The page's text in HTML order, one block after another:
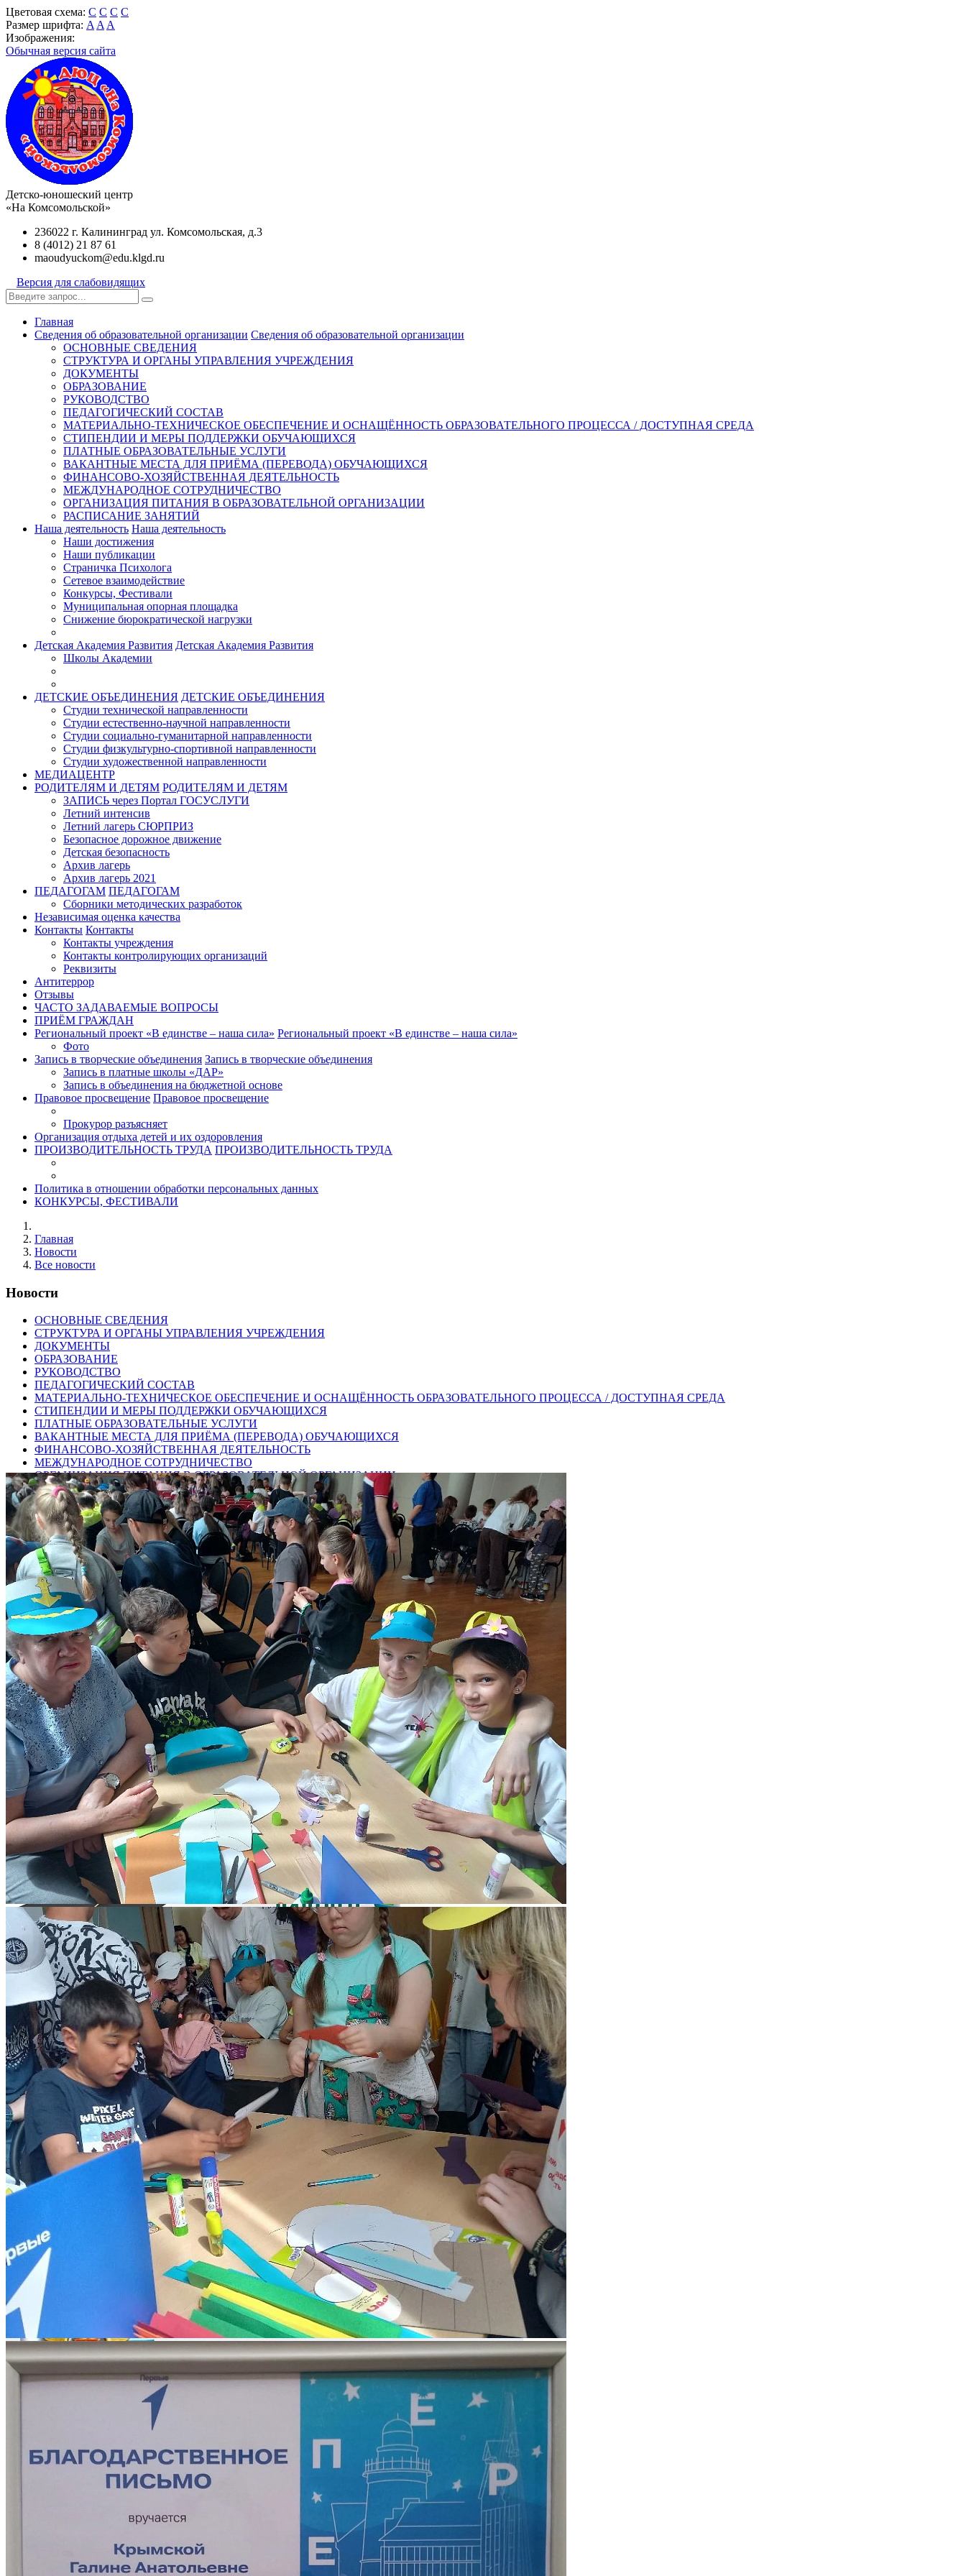
Цветовая схема: C C C C
Размер шрифта: A A A
Изображения:
Обычная версия сайта
Детско-юношеский центр
«На Комсомольской»
236022 г. Калининград ул. Комсомольская, д.3
8 (4012) 21 87 61
maoudyuckom@edu.klgd.ru
Версия для слабовидящих
Главная
Сведения об образовательной организации Сведения об образовательной организации
ОСНОВНЫЕ СВЕДЕНИЯ
СТРУКТУРА И ОРГАНЫ УПРАВЛЕНИЯ УЧРЕЖДЕНИЯ
ДОКУМЕНТЫ
ОБРАЗОВАНИЕ
РУКОВОДСТВО
ПЕДАГОГИЧЕСКИЙ СОСТАВ
МАТЕРИАЛЬНО-ТЕХНИЧЕСКОЕ ОБЕСПЕЧЕНИЕ И ОСНАЩЁННОСТЬ ОБРАЗОВАТЕЛЬНОГО ПРОЦЕССА / ДОСТУПНАЯ СРЕДА
СТИПЕНДИИ И МЕРЫ ПОДДЕРЖКИ ОБУЧАЮЩИХСЯ
ПЛАТНЫЕ ОБРАЗОВАТЕЛЬНЫЕ УСЛУГИ
ВАКАНТНЫЕ МЕСТА ДЛЯ ПРИЁМА (ПЕРЕВОДА) ОБУЧАЮЩИХСЯ
ФИНАНСОВО-ХОЗЯЙСТВЕННАЯ ДЕЯТЕЛЬНОСТЬ
МЕЖДУНАРОДНОЕ СОТРУДНИЧЕСТВО
ОРГАНИЗАЦИЯ ПИТАНИЯ В ОБРАЗОВАТЕЛЬНОЙ ОРГАНИЗАЦИИ
РАСПИСАНИЕ ЗАНЯТИЙ
Наша деятельность Наша деятельность
Наши достижения
Наши публикации
Страничка Психолога
Сетевое взаимодействие
Конкурсы, Фестивали
Муниципальная опорная площадка
Снижение бюрократической нагрузки
Детская Академия Развития Детская Академия Развития
Школы Академии
ДЕТСКИЕ ОБЪЕДИНЕНИЯ ДЕТСКИЕ ОБЪЕДИНЕНИЯ
Студии технической направленности
Студии естественно-научной направленности
Студии социально-гуманитарной направленности
Студии физкультурно-спортивной направленности
Студии художественной направленности
МЕДИАЦЕНТР
РОДИТЕЛЯМ И ДЕТЯМ РОДИТЕЛЯМ И ДЕТЯМ
ЗАПИСЬ через Портал ГОСУСЛУГИ
Летний интенсив
Летний лагерь СЮРПРИЗ
Безопасное дорожное движение
Детская безопасность
Архив лагерь
Архив лагерь 2021
ПЕДАГОГАМ ПЕДАГОГАМ
Сборники методических разработок
Независимая оценка качества
Контакты Контакты
Контакты учреждения
Контакты контролирующих организаций
Реквизиты
Антитеррор
Отзывы
ЧАСТО ЗАДАВАЕМЫЕ ВОПРОСЫ
ПРИЁМ ГРАЖДАН
Региональный проект «В единстве – наша сила» Региональный проект «В единстве – наша сила»
Фото
Запись в творческие объединения Запись в творческие объединения
Запись в платные школы «ДАР»
Запись в объединения на бюджетной основе
Правовое просвещение Правовое просвещение
Прокурор разъясняет
Организация отдыха детей и их оздоровления
ПРОИЗВОДИТЕЛЬНОСТЬ ТРУДА ПРОИЗВОДИТЕЛЬНОСТЬ ТРУДА
Политика в отношении обработки персональных данных
КОНКУРСЫ, ФЕСТИВАЛИ
Главная
Новости
Все новости
Новости
ОСНОВНЫЕ СВЕДЕНИЯ
СТРУКТУРА И ОРГАНЫ УПРАВЛЕНИЯ УЧРЕЖДЕНИЯ
ДОКУМЕНТЫ
ОБРАЗОВАНИЕ
РУКОВОДСТВО
ПЕДАГОГИЧЕСКИЙ СОСТАВ
МАТЕРИАЛЬНО-ТЕХНИЧЕСКОЕ ОБЕСПЕЧЕНИЕ И ОСНАЩЁННОСТЬ ОБРАЗОВАТЕЛЬНОГО ПРОЦЕССА / ДОСТУПНАЯ СРЕДА
СТИПЕНДИИ И МЕРЫ ПОДДЕРЖКИ ОБУЧАЮЩИХСЯ
ПЛАТНЫЕ ОБРАЗОВАТЕЛЬНЫЕ УСЛУГИ
ВАКАНТНЫЕ МЕСТА ДЛЯ ПРИЁМА (ПЕРЕВОДА) ОБУЧАЮЩИХСЯ
ФИНАНСОВО-ХОЗЯЙСТВЕННАЯ ДЕЯТЕЛЬНОСТЬ
МЕЖДУНАРОДНОЕ СОТРУДНИЧЕСТВО
ОРГАНИЗАЦИЯ ПИТАНИЯ В ОБРАЗОВАТЕЛЬНОЙ ОРГАНИЗАЦИИ
РАСПИСАНИЕ ЗАНЯТИЙ